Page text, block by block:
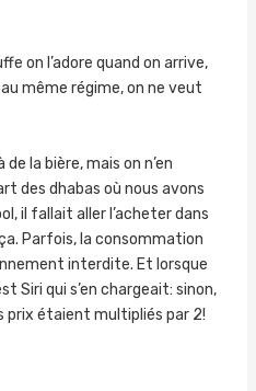
on l’adore quand on arrive,
même régime, on ne veut
la bière, mais on n’en
des dhabas où nous avons
il fallait aller l’acheter dans
Parfois, la consommation
interdite. Et lorsque
Siri qui s’en chargeait: sinon,
prix étaient multipliés par 2!